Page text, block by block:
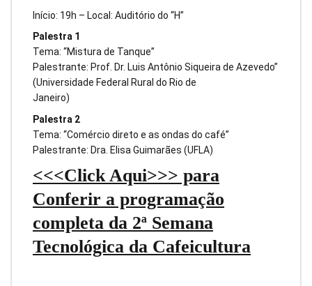
Início: 19h – Local: Auditório do “H”
Palestra 1
Tema: “Mistura de Tanque”
Palestrante: Prof. Dr. Luis Antônio Siqueira de Azevedo”
(Universidade Federal Rural do Rio de
Janeiro)
Palestra 2
Tema: “Comércio direto e as ondas do café”
Palestrante: Dra. Elisa Guimarães (UFLA)
<<<Click Aqui>>> para
Conferir a programação
completa da 2ª Semana
Tecnológica da Cafeicultura